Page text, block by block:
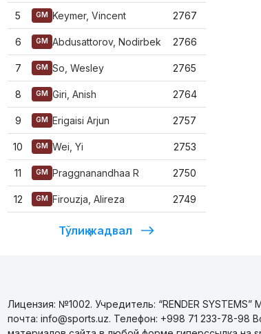
5 GM Keymer, Vincent 2767
6 GM Abdusattorov, Nodirbek 2766
7 GM So, Wesley 2765
8 GM Giri, Anish 2764
9 GM Erigaisi Arjun 2757
10 GM Wei, Yi 2753
11 GM Praggnanandhaa R 2750
12 GM Firouzja, Alireza 2749
Тўлиқ жадвал
Лицензия: №1002. Учредитель: “RENDER
почта: info@sports.uz. Телефон: +998 71 233-78-98